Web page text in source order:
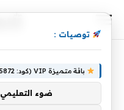
توصيات :
باقة متميزة VIP (كود: AA35872):
ضوء التعليمي